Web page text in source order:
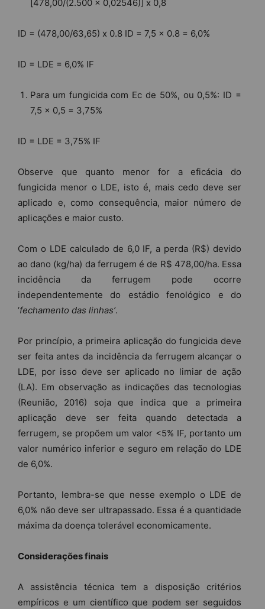
[478,00/(2.500 x 0,02546)] x 0,8
ID = (478,00/63,65) x 0.8 ID = 7,5 x 0.8 = 6,0%
ID = LDE = 6,0% IF
Para um fungicida com Ec de 50%, ou 0,5%: ID =
7,5 x 0,5 = 3,75%
ID = LDE = 3,75% IF
Observe que quanto menor for a eficácia do
fungicida menor o LDE, isto é, mais cedo deve ser
aplicado e, como consequência, maior número de
aplicações e maior custo.
Com o LDE calculado de 6,0 IF, a perda (R$) devido
ao dano (kg/ha) da ferrugem é de R$ 478,00/ha. Essa
incidência da ferrugem pode ocorre
independentemente do estádio fenológico e do
‘fechamento das linhas’.
Por princípio, a primeira aplicação do fungicida deve
ser feita antes da incidência da ferrugem alcançar o
LDE, por isso deve ser aplicado no limiar de ação
(LA). Em observação as indicações das tecnologias
(Reunião, 2016) soja que indica que a primeira
aplicação deve ser feita quando detectada a
ferrugem, se propõem um valor <5% IF, portanto um
valor numérico inferior e seguro em relação do LDE
de 6,0%.
Portanto, lembra-se que nesse exemplo o LDE de
6,0% não deve ser ultrapassado. Essa é a quantidade
máxima da doença tolerável economicamente.
Considerações finais
A assistência técnica tem a disposição critérios
empíricos e um científico que podem ser seguidos